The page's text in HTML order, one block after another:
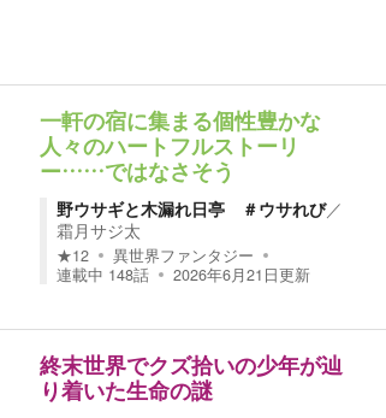
一軒の宿に集まる個性豊かな
人々のハートフルストーリ
ー……ではなさそう
野ウサギと木漏れ日亭 ＃ウサれび／
霜月サジ太
★12
異世界ファンタジー
連載中 148話 2026年6月21日更新
終末世界でクズ拾いの少年が辿
り着いた生命の謎